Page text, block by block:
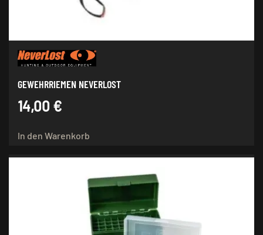
GEWEHRRIEMEN NEVERLOST
14,00 €
In den Warenkorb